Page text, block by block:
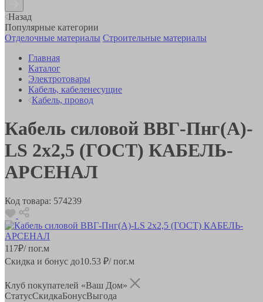
Назад
Популярные категории
Отделочные материалы Строительные материалы
Главная
Каталог
Электротовары
Кабель, кабеленесущие
Кабель, провод
Кабель силовой ВВГ-Пнг(А)-
LS 2х2,5 (ГОСТ) КАБЕЛЬ-
АРСЕНАЛ
Код товара: 574239
117₽/ пог.м
Скидка и бонус до10.53 ₽/ пог.м
Клуб покупателей «Ваш Дом»
СтатусСкидкаБонусВыгода